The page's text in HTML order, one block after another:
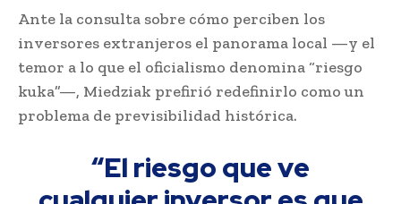
Ante la consulta sobre cómo perciben los
inversores extranjeros el panorama local —y el
temor a lo que el oficialismo denomina “riesgo
kuka”—, Miedziak prefirió redefinirlo como un
problema de previsibilidad histórica.
“El riesgo que ve